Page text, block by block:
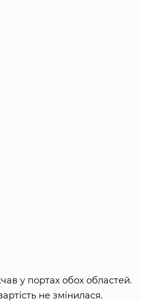
у портах обох областей.
не змінилася.